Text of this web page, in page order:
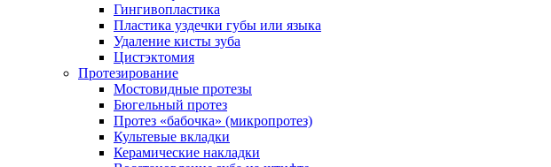
Гингивопластика
Пластика уздечки губы или языка
Удаление кисты зуба
Цистэктомия
Протезирование
Мостовидные протезы
Бюгельный протез
Протез «бабочка» (микропротез)
Культевые вкладки
Керамические накладки